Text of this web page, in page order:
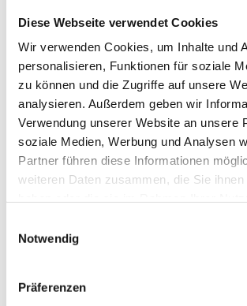
Diese Webseite verwendet Cookies
Wir verwenden Cookies, um Inhalte und
personalisieren, Funktionen für soziale
zu können und die Zugriffe auf unsere
analysieren. Außerdem geben wir
Verwendung unserer Website an unsere
soziale Medien, Werbung und Analysen
Partner führen diese Informationen
weiteren Daten zusammen, die Sie
Notwendig
Präferenzen
Seiten nach den allgemeinen
wir als Diensteanbieter jedoch
verpflichtet, übermittelte oder
fremde Informationen zu
nach Umständen zu forschen,
rechtswidrige Tätigkeit
Verpflichtungen zur Entfernung
Sperrung der Nutzung von
nach den allgemeinen
hiervon unberührt. Eine
Haftung ist jedoch erst ab dem